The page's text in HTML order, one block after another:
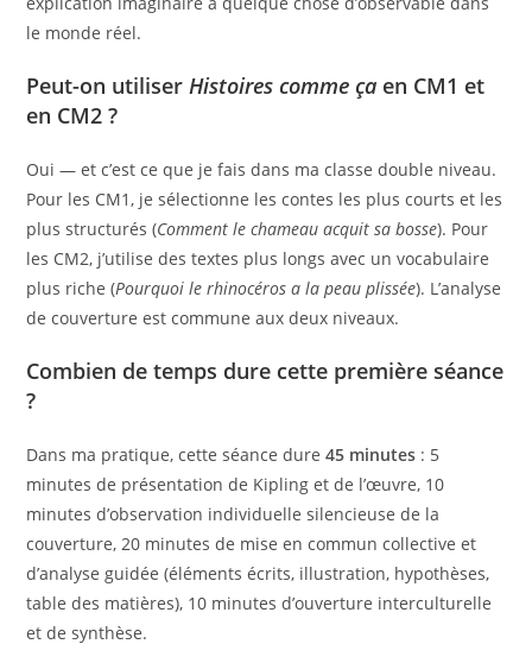
le monde réel.
Peut-on utiliser Histoires comme ça en CM1 et
en CM2 ?
Oui — et c’est ce que je fais dans ma classe double niveau.
Pour les CM1, je sélectionne les contes les plus courts et les
plus structurés (Comment le chameau acquit sa bosse). Pour
les CM2, j’utilise des textes plus longs avec un vocabulaire
plus riche (Pourquoi le rhinocéros a la peau plissée). L’analyse
de couverture est commune aux deux niveaux.
Combien de temps dure cette première séance
?
Dans ma pratique, cette séance dure45 minutes : 5
minutes de présentation de Kipling et de l’œuvre, 10
minutes d’observation individuelle silencieuse de la
couverture, 20 minutes de mise en commun collective et
d’analyse guidée (éléments écrits, illustration, hypothèses,
table des matières), 10 minutes d’ouverture interculturelle
et de synthèse.